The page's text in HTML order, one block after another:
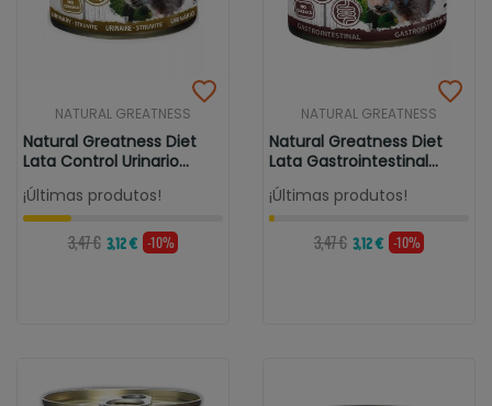
NATURAL GREATNESS
Natural Greatness Diet
Lata Control Urinario
Para...
¡Últimas produtos!
3,47 € 3,12 € -10%
NATURAL GREATNESS
Natural Greatness Diet
Lata Gastrointestinal
Para...
¡Últimas produtos!
3,47 € 3,12 € -10%